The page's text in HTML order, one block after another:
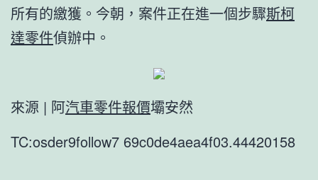
所有的繳獲。今朝，案件正在進一個步驟斯柯
達零件偵辦中。
來源 | 阿汽車零件報價壩安然
TC:osder9follow7 69c0de4aea4f03.44420158